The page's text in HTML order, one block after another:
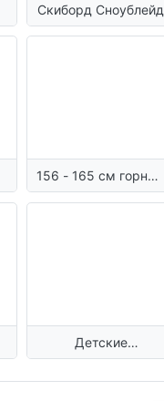
Скиборд Сноублейд
156 - 165 см горные
лыжи взрослые
Детские
горнолыжные
ботинки